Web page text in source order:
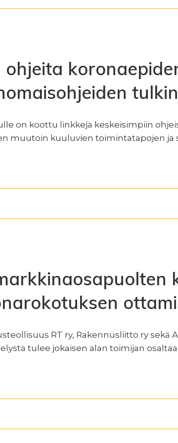
ohjeita
on koottu linkkejä keskeisimpiin
muutoin kuuluvien toimintatapojen ja
RT ry, Rakennusliitto ry
tulee jokaisen alan toimijan